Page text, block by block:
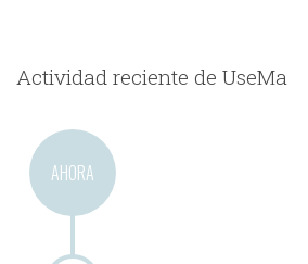
Actividad reciente de UseMa
AHORA